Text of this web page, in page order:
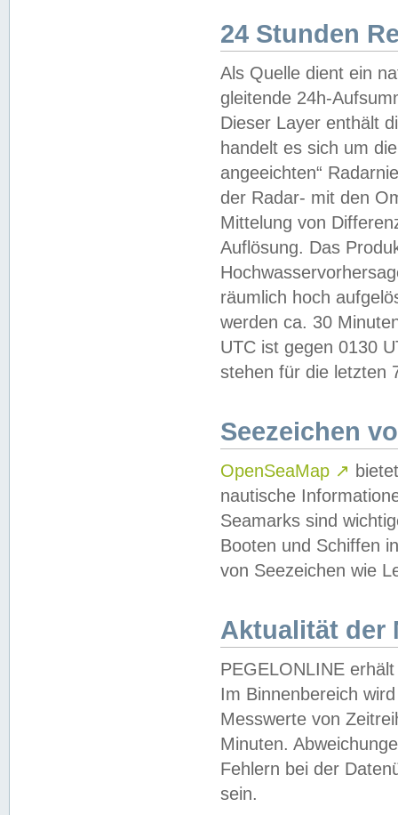
24 Stunden
Als Quelle dient ein
gleitende 24h-
Dieser Layer enthält
handelt es sich um
angeeichten“
der Radar- mit den
Mittelung von
Auflösung. Das
räumlich hoch
werden ca. 30
UTC ist gegen 0130
stehen für die letzten
Seezeichen
OpenSeaMap ↗
nautische
Seamarks sind
Booten und Schiffen
von Seezeichen wie
Aktualität der
PEGELONLINE
Im Binnenbereich
Messwerte von
Minuten.
Fehlern bei der
sein.